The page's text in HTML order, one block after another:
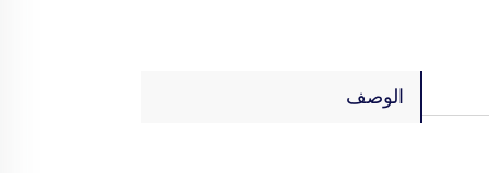
الوصف